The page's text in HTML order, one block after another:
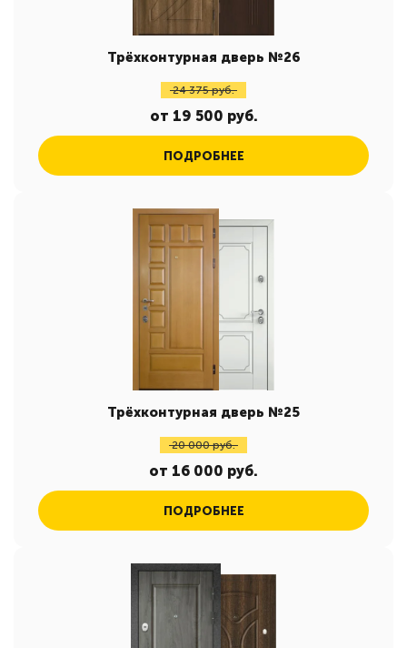
Трёхконтурная дверь №26
24 375 руб.
от 19 500 руб.
ПОДРОБНЕЕ
Трёхконтурная дверь №25
20 000 руб.
от 16 000 руб.
ПОДРОБНЕЕ